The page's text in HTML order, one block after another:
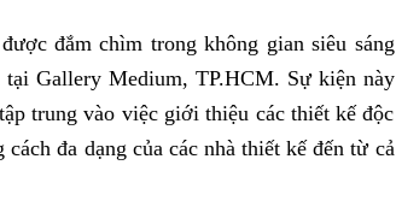
đắm chìm trong không gian siêu sáng
tại Gallery Medium, TP.HCM. Sự kiện này
trung vào việc giới thiệu các thiết kế độc
đa dạng của các nhà thiết kế đến từ cả